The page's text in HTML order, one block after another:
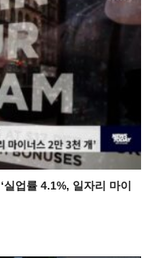
실업률 4.1%, 일자리 마이